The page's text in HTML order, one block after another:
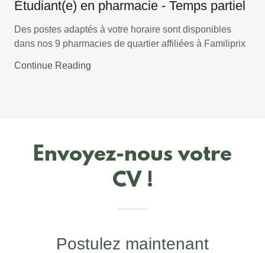
Étudiant(e) en pharmacie - Temps partiel
Des postes adaptés à votre horaire sont disponibles
dans nos 9 pharmacies de quartier affiliées à Familiprix
Continue Reading
Envoyez-nous votre
CV !
Postulez maintenant